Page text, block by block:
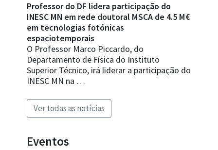
Professor do DF lidera participação do
INESC MN em rede doutoral MSCA de 4.5 M€
em tecnologias fotónicas
espaciotemporais
O Professor Marco Piccardo, do
Departamento de Física do Instituto
Superior Técnico, irá liderar a participação do
INESC MN na …
Ver todas as notícias
Eventos